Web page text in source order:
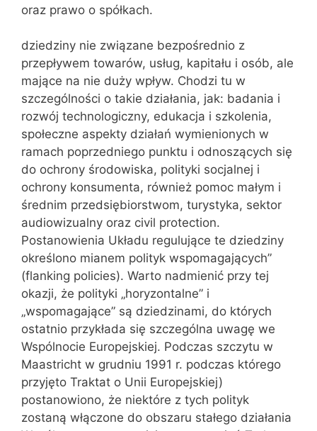
oraz prawo o spółkach.
dziedziny nie związane bezpośrednio z
przepływem towarów, usług, kapitału i osób, ale
mające na nie duży wpływ. Chodzi tu w
szczególności o takie działania, jak: badania i
rozwój technologiczny, edukacja i szkolenia,
społeczne aspekty działań wymienionych w
ramach poprzedniego punktu i odnoszących się
do ochrony środowiska, polityki socjalnej i
ochrony konsumenta, również pomoc małym i
średnim przedsiębiorstwom, turystyka, sektor
audiowizualny oraz civil protection.
Postanowienia Układu regulujące te dziedziny
określono mianem polityk wspomagających”
(flanking policies). Warto nadmienić przy tej
okazji, że polityki „horyzontalne” i
„wspomagające” są dziedzinami, do których
ostatnio przykłada się szczególna uwagę we
Wspólnocie Europejskiej. Podczas szczytu w
Maastricht w grudniu 1991 r. podczas którego
przyjęto Traktat o Unii Europejskiej)
postanowiono, że niektóre z tych polityk
zostaną włączone do obszaru stałego działania